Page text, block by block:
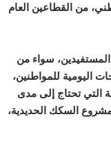
من القطاعين العام
سواء من
اليومية للمواطنين،
التي تحتاج إلى مدى
السكك الحديدية،